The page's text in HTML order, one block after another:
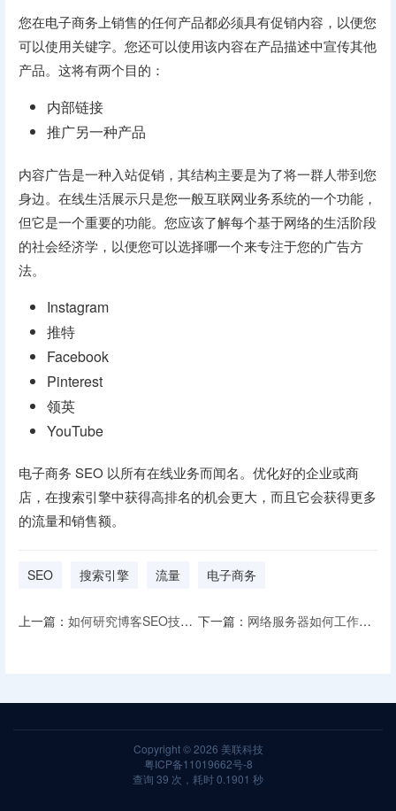
您在电子商务上销售的任何产品都必须具有促销内容，以便您
可以使用关键字。您还可以使用该内容在产品描述中宣传其他
产品。这将有两个目的：
内部链接
推广另一种产品
内容广告是一种入站促销，其结构主要是为了将一群人带到您
身边。在线生活展示只是您一般互联网业务系统的一个功能，
但它是一个重要的功能。您应该了解每个基于网络的生活阶段
的社会经济学，以便您可以选择哪一个来专注于您的广告方
法。
Instagram
推特
Facebook
Pinterest
领英
YouTube
电子商务 SEO 以所有在线业务而闻名。优化好的企业或商
店，在搜索引擎中获得高排名的机会更大，而且它会获得更多
的流量和销售额。
SEO 搜索引擎 流量 电子商务
上一篇： 如何研究博客SEO技巧提高知名度 下一篇： 网络服务器如何工作？什么是动态和静态Web服务器？
Copyright © 2026 美联科技
粤ICP备11019662号-8
查询 39 次，耗时 0.1901 秒